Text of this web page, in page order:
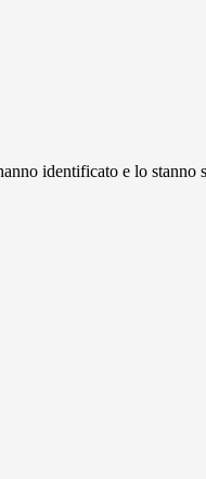
identificato e lo stanno